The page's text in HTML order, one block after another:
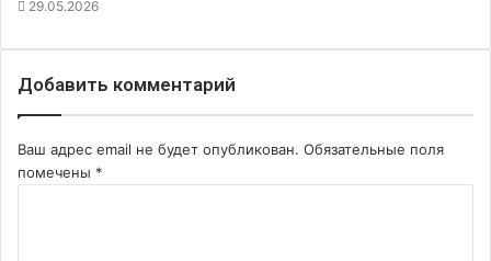
29.05.2026
Добавить комментарий
Ваш адрес email не будет опубликован. Обязательные поля
помечены *